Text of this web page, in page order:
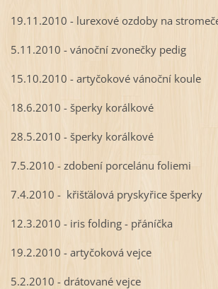
19.11.2010 - lurexové ozdoby na
5.11.2010 - vánoční zvonečky pedig
15.10.2010 - artyčokové vánoční koule
18.6.2010 - šperky korálkové
28.5.2010 - šperky korálkové
7.5.2010 - zdobení porcelánu foliemi
7.4.2010 - křišťálová pryskyřice šperky
12.3.2010 - iris folding - přáníčka
19.2.2010 - artyčoková vejce
5.2.2010 - drátované vejce